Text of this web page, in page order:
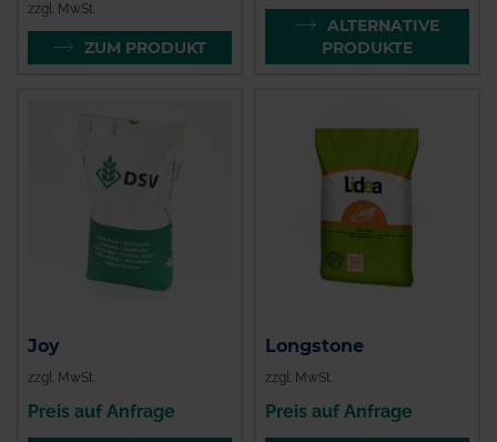
zzgl. MwSt.
ZUM PRODUKT
ALTERNATIVE
PRODUKTE
Joy
zzgl. MwSt.
Preis auf Anfrage
Longstone
zzgl. MwSt.
Preis auf Anfrage